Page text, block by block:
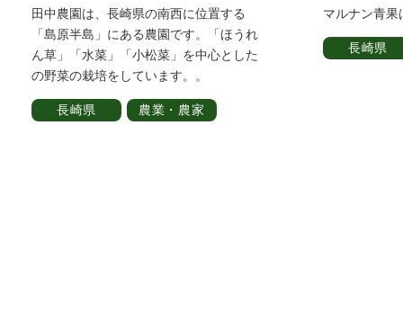
田中農園は、長崎県の南西に位置する
「島原半島」にある農園です。「ほうれ
ん草」「水菜」「小松菜」を中心とした
の野菜の栽培をしています。。
長崎県 農業・農家
マルナン青
長崎県